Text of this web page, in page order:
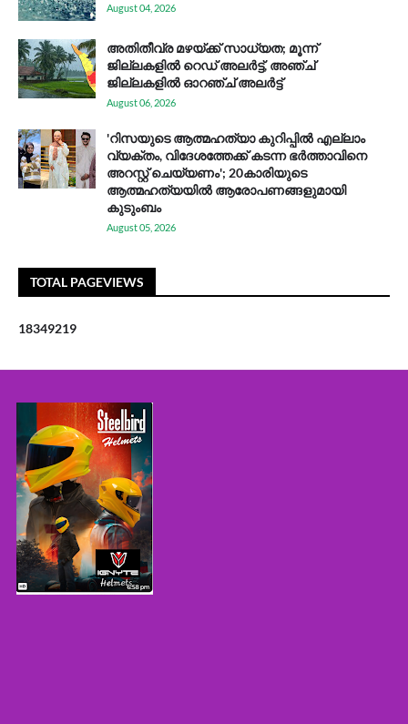
August 04, 2026
അതിതീവ്ര മഴയ്ക്ക് സാധ്യത; മൂന്ന്
ജില്ലകളിൽ റെഡ് അലർട്ട്, അഞ്ച്
ജില്ലകളിൽ ഓറഞ്ച് അലർട്ട്
August 06, 2026
'റിസയുടെ ആത്മഹത്യാ കുറിപ്പിൽ എല്ലാം
വ്യക്തം, വിദേശത്തേക്ക് കടന്ന ഭർത്താവിനെ
അറസ്റ്റ് ചെയ്യണം'; 20കാരിയുടെ
ആത്മഹത്യയിൽ ആരോപണങ്ങളുമായി
കുടുംബം
August 05, 2026
TOTAL PAGEVIEWS
18349219